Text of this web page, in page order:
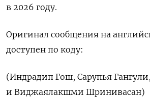
в 2026 году.
Оригинал сообщения на
доступен по коду:
(Индрадип Гош, Сарупья
и Виджаялакшми Шринивасан)